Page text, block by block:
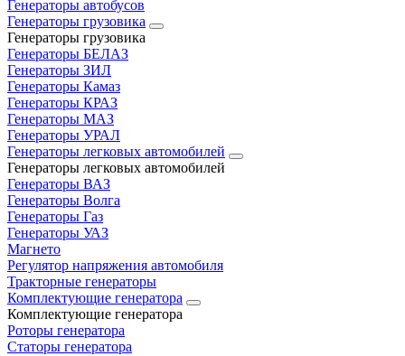
Генераторы автобусов
Генераторы грузовика
Генераторы грузовика
Генераторы БЕЛАЗ
Генераторы ЗИЛ
Генераторы Камаз
Генераторы КРАЗ
Генераторы МАЗ
Генераторы УРАЛ
Генераторы легковых автомобилей
Генераторы легковых автомобилей
Генераторы ВАЗ
Генераторы Волга
Генераторы Газ
Генераторы УАЗ
Магнето
Регулятор напряжения автомобиля
Тракторные генераторы
Комплектующие генератора
Комплектующие генератора
Роторы генератора
Статоры генератора